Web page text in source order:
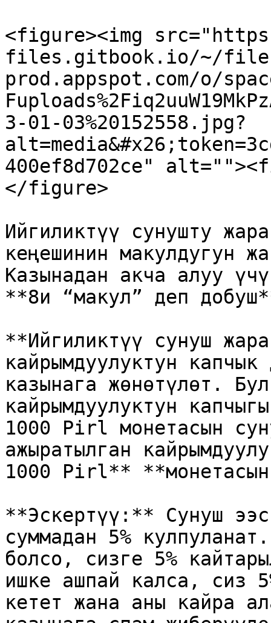
<figure><img
files.gitbook.io/~/
prod.appspot.com/o/
3-01-03%20152558.jpg?
400ef8d702ce"
</figure>
Ийгиликтүү сунушту
кеңешинин макулдугун
Казынадан акча алуу
**8и “макул” деп
**Ийгиликтүү сунуш
кайрымдуулуктун
казынага жөнөтүлөт.
кайрымдуулуктун
1000 Pirl монетасын
ажыратылган
1000 Pirl**
**Эскертүү:** Сунуш
суммадан 5%
болсо, сизге 5%
ишке ашпай калса, сиз
кетет жана аны кайра